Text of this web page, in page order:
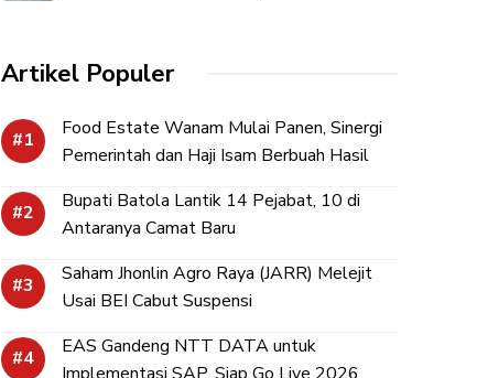
Artikel Populer
Food Estate Wanam Mulai Panen, Sinergi
Pemerintah dan Haji Isam Berbuah Hasil
Bupati Batola Lantik 14 Pejabat, 10 di
Antaranya Camat Baru
Saham Jhonlin Agro Raya (JARR) Melejit
Usai BEI Cabut Suspensi
EAS Gandeng NTT DATA untuk